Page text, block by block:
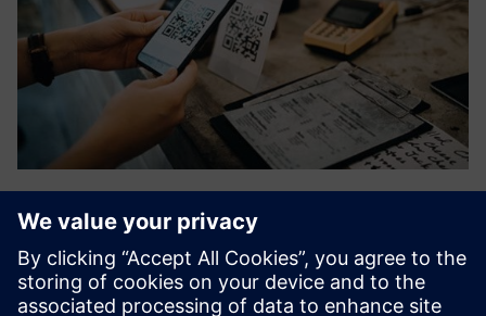
OIL, daudzkanālu integrācijas slānis, ir pasūtījumu
pārvaldības sistēma, kas piedāvā elastību un vieglumu
sarežģītajā daudzkanālu mazumtirdzniecības pasaulē. OIL